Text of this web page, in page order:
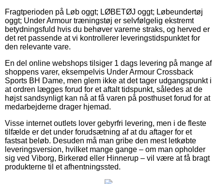
Fragtperioden på Løb oggt; LØBETØJ oggt; Løbeundertøj
oggt; Under Armour træningstøj er selvfølgelig ekstremt
betydningsfuld hvis du behøver varerne straks, og herved er
det ret passende at vi kontrollerer leveringstidspunktet for
den relevante vare.
En del online webshops tilsiger 1 dags levering på mange af
shoppens varer, eksempelvis Under Armour Crossback
Sports BH Dame, men glem ikke at det tager udgangspunkt i
at ordren lægges forud for et aftalt tidspunkt, således at de
højst sandsynligt kan nå at få varen på posthuset forud for at
medarbejderne drager hjemad.
Visse internet outlets lover gebyrfri levering, men i de fleste
tilfælde er det under forudsætning af at du aftager for et
fastsat beløb. Desuden må man gribe den mest letkøbte
leveringsversion, hvilket mange gange – om man opholder
sig ved Viborg, Birkerød eller Hinnerup – vil være at få bragt
produkterne til et afhentningssted.